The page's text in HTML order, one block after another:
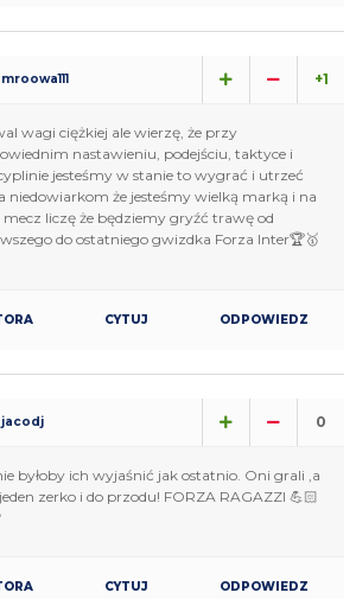
mroowa111 +1
wagi ciężkiej ale wierzę, że przy
nastawieniu, podejściu, taktyce i
jesteśmy w stanie to wygrać i utrzeć
niedowiarkom że jesteśmy wielką marką i na
liczę że będziemy gryźć trawę od
do ostatniego gwizdka Forza Inter🏆🥇
CYTUJ ODPOWIEDZ
jacodj 0
byłoby ich wyjaśnić jak ostatnio. Oni grali ,a
zerko i do przodu! FORZA RAGAZZI 💪🏻
CYTUJ ODPOWIEDZ